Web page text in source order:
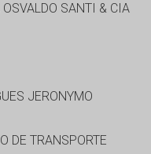
OSVALDO SANTI & CIA
JERONYMO
DE TRANSPORTE